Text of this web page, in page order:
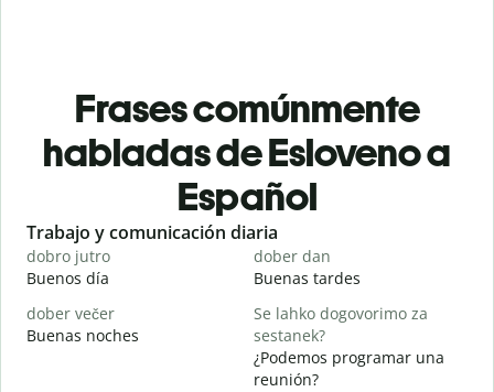
Frases comúnmente
habladas de Esloveno a
Español
Slide 1 of 6
Trabajo y comunicación diaria
dobro jutro
Buenos día
dober dan
Buenas tardes
dober večer
Buenas noches
Se lahko dogovorimo za
sestanek?
¿Podemos programar una
reunión?